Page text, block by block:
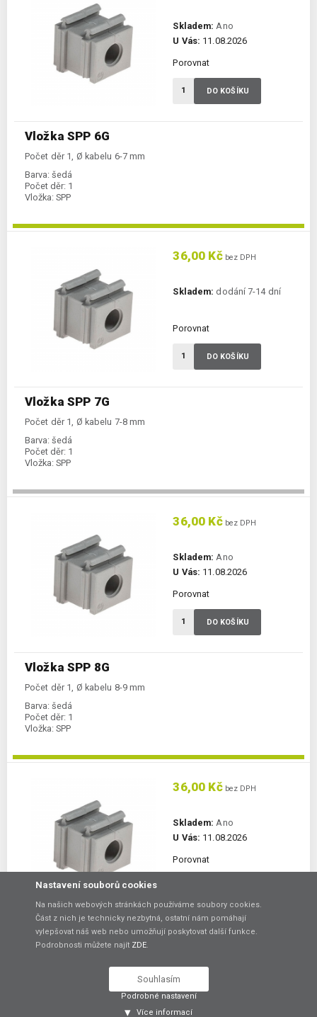
Vložka SPP 6G
Počet děr 1, Ø kabelu 6-7 mm
Barva: šedá
Počet děr: 1
Vložka: SPP
Skladem: Ano
U Vás: 11.08.2026
Porovnat
DO KOŠÍKU
Vložka SPP 7G
Počet děr 1, Ø kabelu 7-8 mm
Barva: šedá
Počet děr: 1
Vložka: SPP
36,00 Kčbez DPH
Skladem: dodání 7-14 dní
Porovnat
DO KOŠÍKU
Vložka SPP 8G
Počet děr 1, Ø kabelu 8-9 mm
Barva: šedá
Počet děr: 1
Vložka: SPP
36,00 Kčbez DPH
Skladem: Ano
U Vás: 11.08.2026
Porovnat
DO KOŠÍKU
Vložka SPP 9G
36,00 Kčbez DPH
Skladem: Ano
U Vás: 11.08.2026
Porovnat
Nastavení souborů cookies
Na našich webových stránkách používáme soubory cookies.
Část z nich je technicky nezbytná, ostatní nám pomáhají
vylepšovat náš web nebo umožňují poskytovat další funkce.
Podrobnosti můžete najít ZDE.
Souhlasím
Podrobné nastavení
Více informací